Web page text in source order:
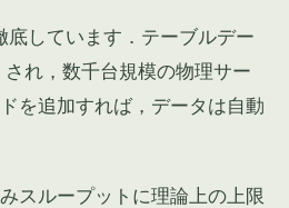
しています．テーブルデー
れ，数千台規模の物理サー
を追加すれば，データは自動
スループットに理論上の上限